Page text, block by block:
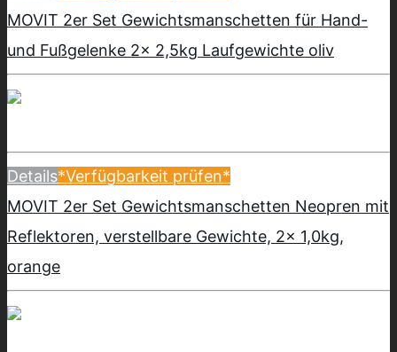
MOVIT 2er Set Gewichtsmanschetten für Hand-
und Fußgelenke 2x 2,5kg Laufgewichte oliv
Details*Verfügbarkeit prüfen*
MOVIT 2er Set Gewichtsmanschetten Neopren mit
Reflektoren, verstellbare Gewichte, 2x 1,0kg,
orange